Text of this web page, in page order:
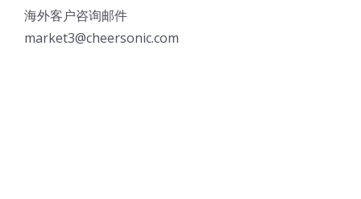
海外客户咨询邮件
market3@cheersonic.com